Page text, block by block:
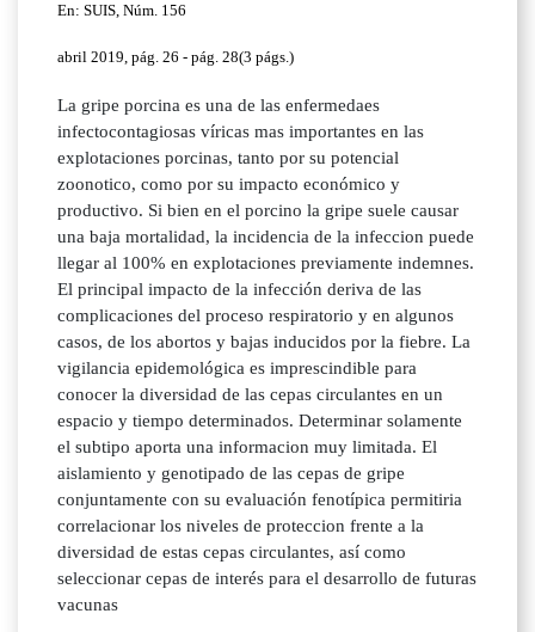
En: SUIS, Núm. 156
abril 2019, pág. 26 - pág. 28(3 págs.)
La gripe porcina es una de las enfermedaes
infectocontagiosas víricas mas importantes en las
explotaciones porcinas, tanto por su potencial
zoonotico, como por su impacto económico y
productivo. Si bien en el porcino la gripe suele causar
una baja mortalidad, la incidencia de la infeccion puede
llegar al 100% en explotaciones previamente indemnes.
El principal impacto de la infección deriva de las
complicaciones del proceso respiratorio y en algunos
casos, de los abortos y bajas inducidos por la fiebre. La
vigilancia epidemológica es imprescindible para
conocer la diversidad de las cepas circulantes en un
espacio y tiempo determinados. Determinar solamente
el subtipo aporta una informacion muy limitada. El
aislamiento y genotipado de las cepas de gripe
conjuntamente con su evaluación fenotípica permitiria
correlacionar los niveles de proteccion frente a la
diversidad de estas cepas circulantes, así como
seleccionar cepas de interés para el desarrollo de futuras
vacunas